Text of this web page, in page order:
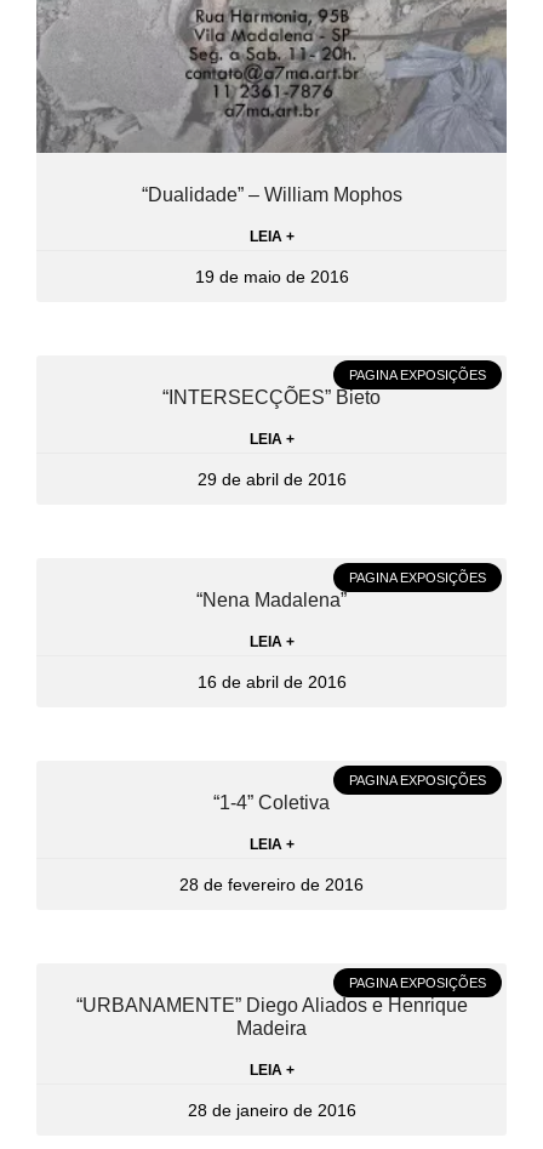
“Dualidade” – William Mophos
LEIA +
19 de maio de 2016
PAGINA EXPOSIÇÕES
“INTERSECÇÕES” Bieto
LEIA +
29 de abril de 2016
PAGINA EXPOSIÇÕES
“Nena Madalena”
LEIA +
16 de abril de 2016
PAGINA EXPOSIÇÕES
“1-4” Coletiva
LEIA +
28 de fevereiro de 2016
PAGINA EXPOSIÇÕES
“URBANAMENTE” Diego Aliados e Henrique
Madeira
LEIA +
28 de janeiro de 2016